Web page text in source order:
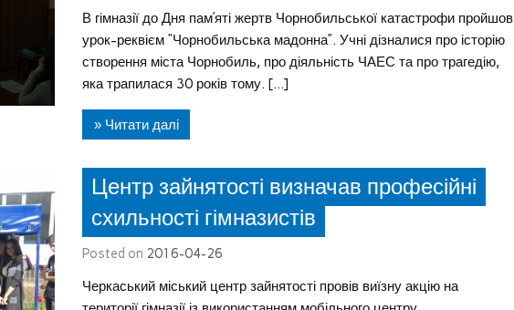
В гімназії до Дня пам’яті жертв Чорнобильської катастрофи пройшов
урок-реквієм “Чорнобильська мадонна”. Учні дізналися про історію
створення міста Чорнобиль, про діяльність ЧАЕС та про трагедію,
яка трапилася 30 років тому. […]
» Читати далі
Центр зайнятості визначав професійні
схильності гімназистів
Posted on 2016-04-26
Черкаський міський центр зайнятості провів виїзну акцію на